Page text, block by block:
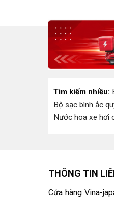
Tìm kiếm nhiều:
Bộ sạc bình ắc
Nước hoa xe hơi
THÔNG TIN
Cửa hàng Vina-